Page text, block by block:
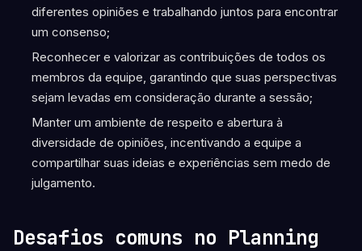
diferentes opiniões e trabalhando juntos para encontrar
um consenso;
Reconhecer e valorizar as contribuições de todos os
membros da equipe, garantindo que suas perspectivas
sejam levadas em consideração durante a sessão;
Manter um ambiente de respeito e abertura à
diversidade de opiniões, incentivando a equipe a
compartilhar suas ideias e experiências sem medo de
julgamento.
Desafios comuns no Planning